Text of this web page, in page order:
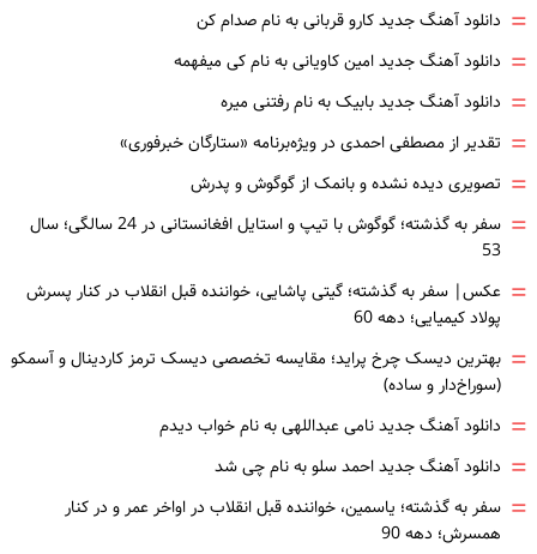
= دانلود آهنگ جدید کارو قربانی به نام صدام کن
= دانلود آهنگ جدید امین کاویانی به نام کی میفهمه
= دانلود آهنگ جدید بابیک به نام رفتنی میره
= تقدیر از مصطفی احمدی در ویژه‌برنامه «ستارگان خبرفوری»
= تصویری دیده نشده و بانمک از گوگوش و پدرش
=
سفر به گذشته؛ گوگوش با تیپ و استایل افغانستانی در 24 سالگی؛ سال
53
= عکس| سفر به گذشته؛ گیتی پاشایی، خواننده قبل انقلاب در کنار پسرش
پولاد کیمیایی؛ دهه 60
= بهترین دیسک چرخ پراید؛ مقایسه تخصصی دیسک ترمز کاردینال و آسمکو
(سوراخ‌دار و ساده)
= دانلود آهنگ جدید نامی عبداللهی به نام خواب دیدم
= دانلود آهنگ جدید احمد سلو به نام چی شد
= سفر به گذشته؛ یاسمین، خواننده قبل انقلاب در اواخر عمر و در کنار
همسرش؛ دهه 90